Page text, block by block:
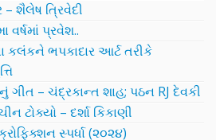
શૈલેષ ત્રિવેદી
વર્ષમાં પ્રવેશ..
કલંકને ભપકાદાર આર્ટ તરીકે
ગીત – ચંદ્રકાન્ત શાહ; પઠન RJ દેવકી
ટોક્યો – દર્શા કિકાણી
સ્પર્ધા (૨૦૨૪)